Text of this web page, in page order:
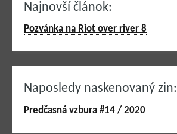
Najnovší článok:
Pozvánka na Riot over river 8
Naposledy naskenovaný zin:
Predčasná vzbura #14 / 2020